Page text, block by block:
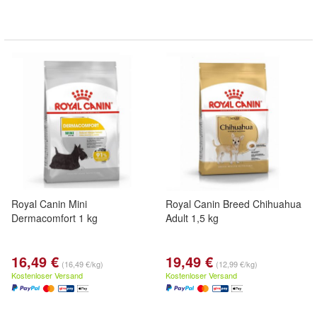
Royal Canin Mini
Dermacomfort 1 kg
16,49 € (16,49 €/kg)
Kostenloser Versand
Royal Canin Breed Chihuahua
Adult 1,5 kg
19,49 € (12,99 €/kg)
Kostenloser Versand